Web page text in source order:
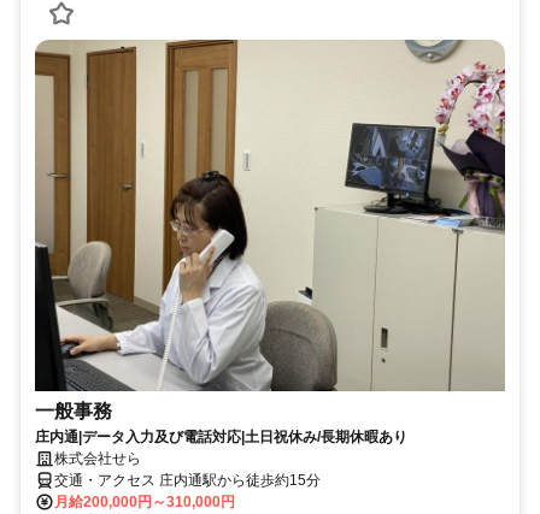
一般事務
庄内通|データ入力及び電話対応|土日祝休み/長期休暇あり
株式会社せら
交通・アクセス 庄内通駅から徒歩約15分
月給200,000円～310,000円